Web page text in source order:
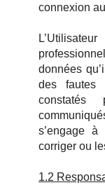
connexion
données
des fautes
constatés
s’engage
corriger ou
1.2